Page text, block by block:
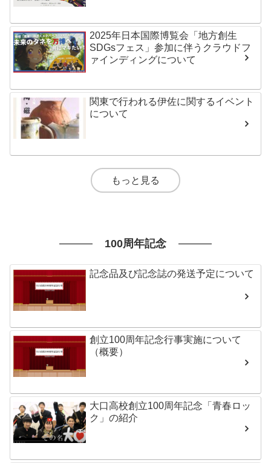
2025年日本国際博覧会「地方創生
SDGsフェス」参加に伴うクラウドフ
ァインディングについて
関東で行われる伊佐に関するイベント
について
もっと見る
100周年記念
記念品及び記念誌の発送予定について
創立100周年記念行事実施について
（概要）
大口高校創立100周年記念「青春ロッ
ク」の紹介